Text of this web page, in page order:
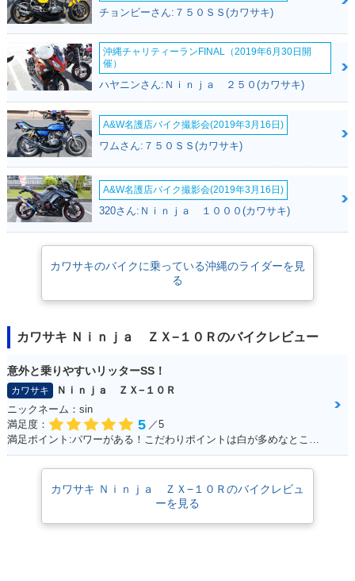
2021年 Ninja ZX-1
マイナーチェンジ
2021年 Ninja ZX-1
2021年 Ninja ZX-1
2020年 Ninja ZX-1
0R KRT Edition・
2019年 Ninja ZX-1
0R KRT Edition・
2019年 Ninja ZX-1
0R KRT Edition・
2019年 Ninja ZX-1
0R・マイナーチェン
ジ
2018年 Ninja ZX-1
0R KRT Edition・
2017年 Ninja ZX-1
2017年 Ninja ZX-1
2016年 Ninja ZX-1
チョンビーさん:７５０ＳＳ(カワサキ)
沖縄チャリティーランFINAL（2019年6月30日開
催）
ハヤニンさん:Ｎｉｎｊａ ２５０(カワサキ)
A&W名護店バイク撮影会(2019年3月16日)
ワムさん:７５０ＳＳ(カワサキ)
A&W名護店バイク撮影会(2019年3月16日)
320さん:Ｎｉｎｊａ １０００(カワサキ)
カワサキのバイクに乗っている沖縄のライダーを見
る
カワサキ Ｎｉｎｊａ ＺＸ−１０Ｒのバイクレビュー
意外と乗りやすいリッターSS！
カワサキ
Ｎｉｎｊａ ＺＸ−１０Ｒ
ニックネーム：sin
満足度：
5 ／5
満足ポイント:パワーがある！こだわりポイントは白が多めなところ！
カワサキ Ｎｉｎｊａ ＺＸ−１０Ｒのバイクレビュ
ーを見る